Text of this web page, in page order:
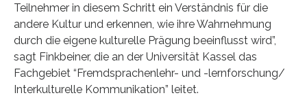
Teilnehmer in diesem Schritt ein Verständnis für die
andere Kultur und erkennen, wie ihre Wahrnehmung
durch die eigene kulturelle Prägung beeinflusst wird”,
sagt Finkbeiner, die an der Universität Kassel das
Fachgebiet “Fremdsprachenlehr- und -lernforschung/
Interkulturelle Kommunikation” leitet.